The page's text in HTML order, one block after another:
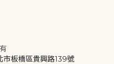
板橋區貴興路139號